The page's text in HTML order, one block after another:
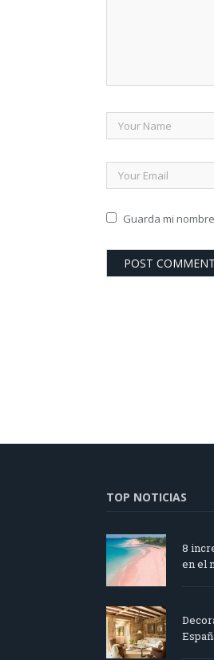
Guarda mi
TOP NOTICIAS
8
en el